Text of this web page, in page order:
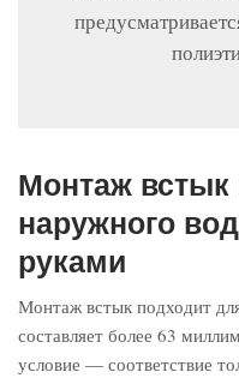
Монтаж встык
наружного
руками
Монтаж встык подходит
составляет более 63
условие — соответствие